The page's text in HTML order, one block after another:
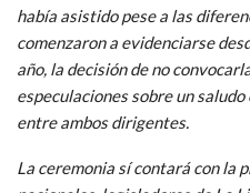
había asistido pese a las
comenzaron a evidenciarse
año, la decisión de no
especulaciones sobre un
entre ambos dirigentes.
La ceremonia sí contará con la